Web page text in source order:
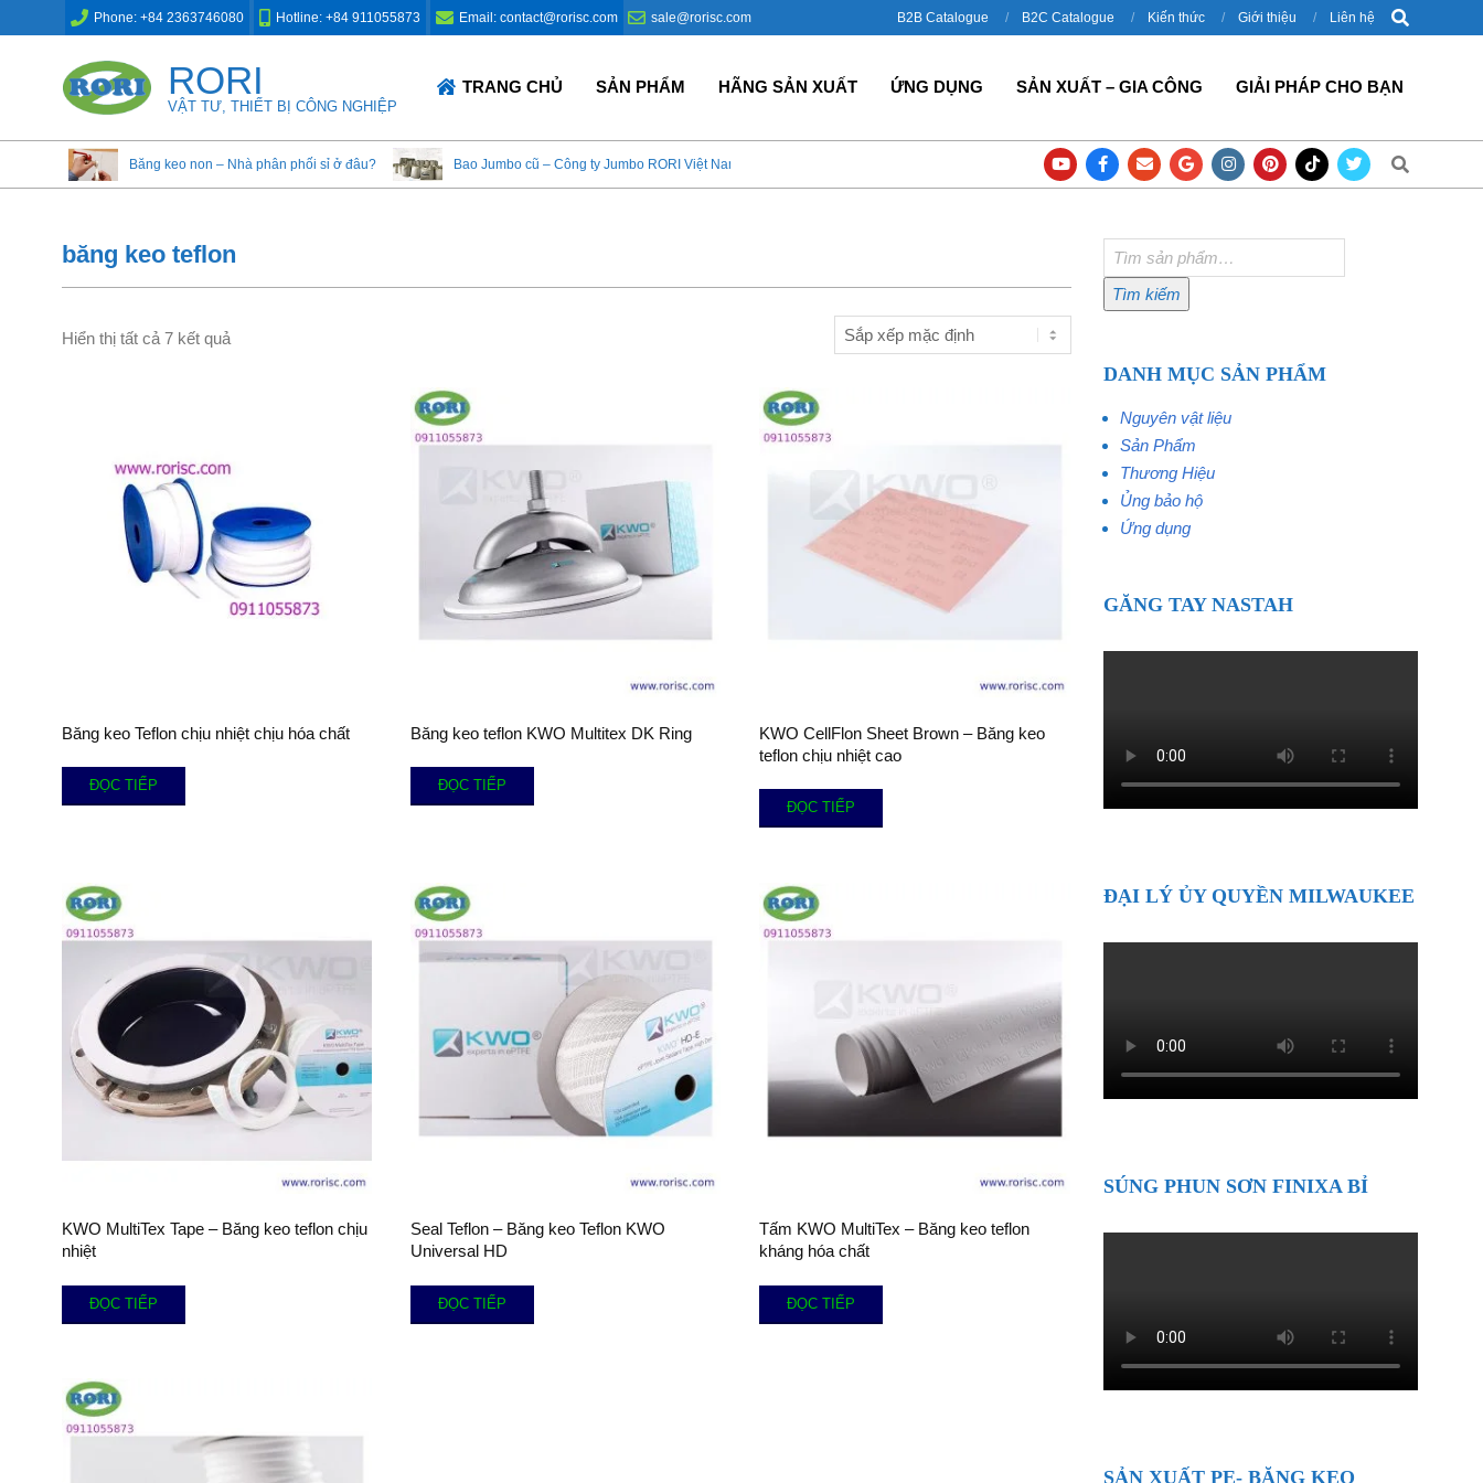
to
Phone: +84 2363746080 Hotline: +84 911055873 Email: contact@rorisc.com sale@rorisc.com B2B Catalogue B2C Catalogue Kiến thức Giới thiệu Liên hệ
Search
RORI
VẬT TƯ, THIẾT BỊ CÔNG NGHIỆP
Primary
TRANG CHỦ SẢN PHẨM HÃNG SẢN XUẤT ỨNG DỤNG SẢN XUẤT – GIA CÔNG GIẢI PHÁP CHO BẠN
Băng keo non – Nhà phân phối sỉ ở đâu? Bao Jumbo cũ – Công ty Jumbo RORI Việt Nam? Bao Jumbo giá rẻ – Giải pháp cho công nghiệp đóng gói Thùng đựng đồ nghề Milwaukee 8424
Search
băng keo teflon
Hiển thị tất cả 7 kết quả
Băng keo Teflon chịu nhiệt chịu hóa chất
ĐỌC TIẾP
Băng keo teflon KWO Multitex DK Ring
ĐỌC TIẾP
KWO CellFlon Sheet Brown – Băng keo
teflon chịu nhiệt cao
ĐỌC TIẾP
KWO MultiTex Tape – Băng keo teflon chịu
nhiệt
ĐỌC TIẾP
Seal Teflon – Băng keo Teflon KWO
Universal HD
ĐỌC TIẾP
Tấm KWO MultiTex – Băng keo teflon
kháng hóa chất
ĐỌC TIẾP
Tìm
kiếm:
Tìm kiếm
DANH MỤC SẢN PHẨM
Nguyên vật liệu
Sản Phẩm
Thương Hiệu
Ủng bảo hộ
Ứng dụng
GĂNG TAY NASTAH
ĐẠI LÝ ỦY QUYỀN MILWAUKEE
SÚNG PHUN SƠN FINIXA BỈ
SẢN XUẤT PE- BĂNG KEO